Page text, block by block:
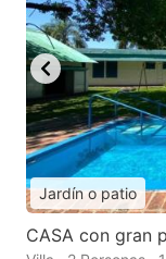
Jardín o patio
CASA con gran